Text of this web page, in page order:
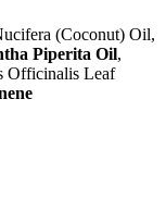
(Coconut) Oil,
Piperita Oil,
Officinalis Leaf